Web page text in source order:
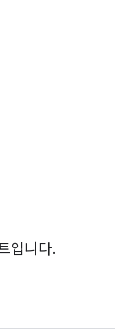
입니다.